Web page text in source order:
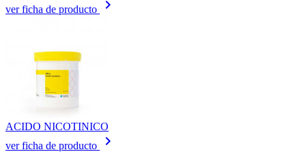
ver ficha de producto
keyboard_arrow_right
ACIDO NICOTINICO
ver ficha de producto
keyboard_arrow_right